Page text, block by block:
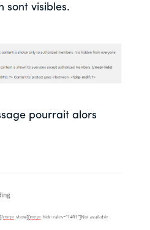
sont visibles.
pourrait alors